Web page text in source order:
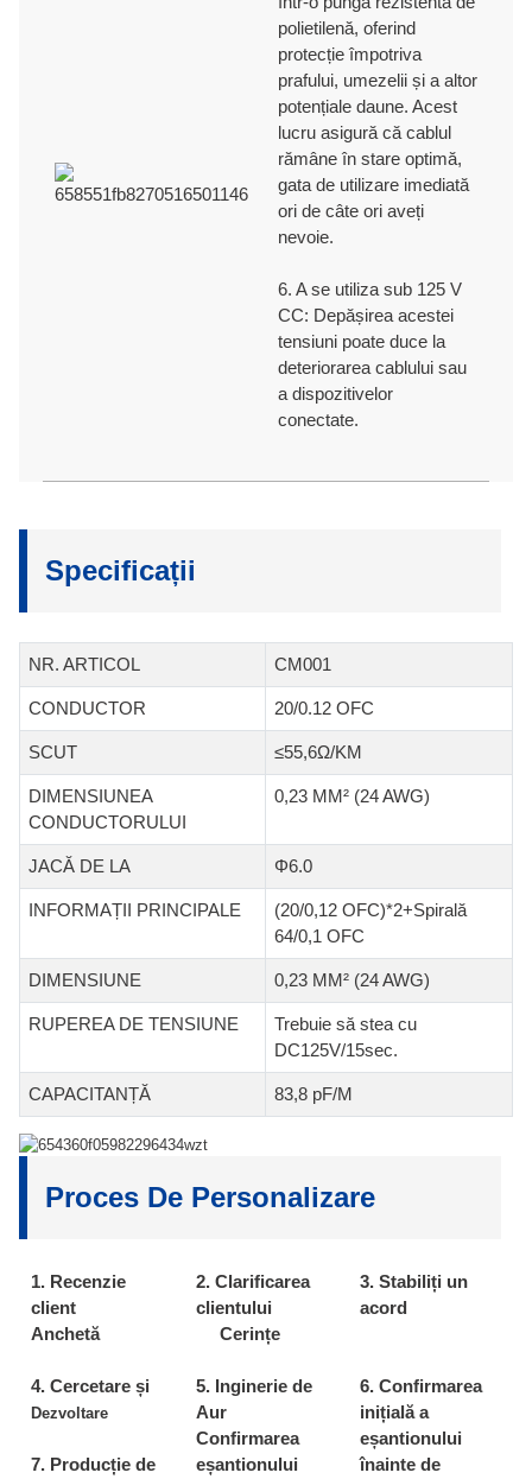
polietilenă, oferind
protecție împotriva
prafului, umezelii și a altor
potențiale daune. Acest
lucru asigură că cablul
rămâne în stare optimă,
gata de utilizare imediată
ori de câte ori aveți
nevoie.
6. A se utiliza sub 125 V
CC: Depășirea acestei
tensiuni poate duce la
deteriorarea cablului sau
a dispozitivelor
conectate.
Specificații
NR. ARTICOL CM001
CONDUCTOR 20/0.12 OFC
SCUT ≤55,6Ω/KM
DIMENSIUNEA
CONDUCTORULUI
0,23 MM² (24 AWG)
JACĂ DE LA Φ6.0
INFORMAȚII PRINCIPALE
(20/0,12 OFC)*2+Spirală
64/0,1 OFC
DIMENSIUNE 0,23 MM² (24 AWG)
RUPEREA DE TENSIUNE
Trebuie să stea cu
DC125V/15sec.
CAPACITANȚĂ 83,8 pF/M
Proces De Personalizare
1. Recenzie
client
Anchetă
4. Cercetare și
Dezvoltare
7. Producție de
2. Clarificarea
clientului
Cerințe
5. Inginerie de
Aur
Confirmarea
eșantionului
3. Stabiliți un
acord
6. Confirmarea
inițială a
eșantionului
înainte de